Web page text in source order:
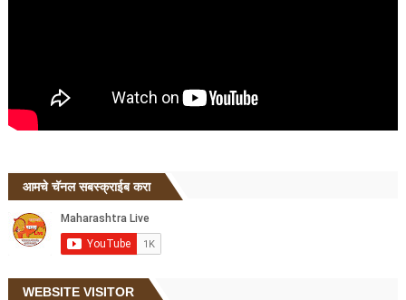
आमचे चॅनल सबस्क्राईब करा
WEBSITE VISITOR